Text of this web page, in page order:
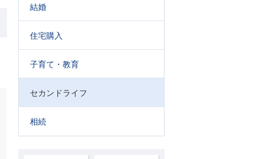
結婚
住宅購入
子育て・教育
セカンドライフ
相続